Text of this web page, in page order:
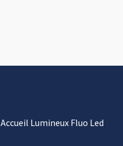
Accueil Lumineux Fluo Led